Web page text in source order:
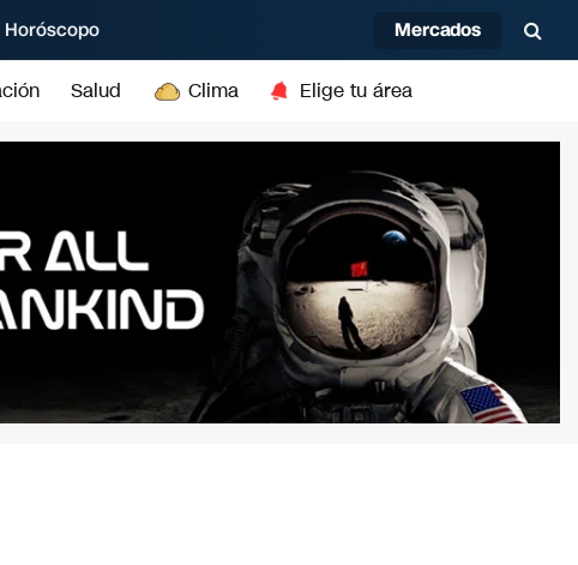
Horóscopo Mercados
Salud Clima Elige tu área